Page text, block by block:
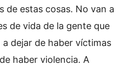
de estas cosas. No van a
de vida de la gente que
dejar de haber víctimas
haber violencia. A